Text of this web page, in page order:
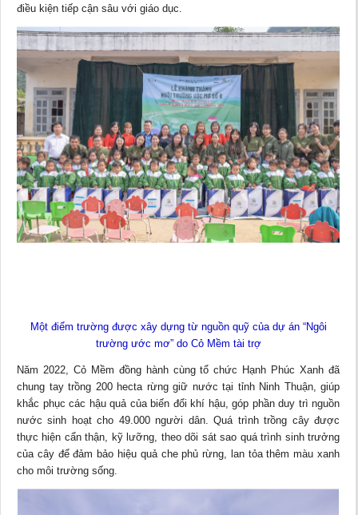
điều kiện tiếp cận sâu với giáo dục.
Một điểm trường được xây dựng từ nguồn quỹ của dự án “Ngôi
trường ước mơ” do Cỏ Mềm tài trợ
Năm 2022, Cỏ Mềm đồng hành cùng tổ chức Hạnh Phúc Xanh đã
chung tay trồng 200 hecta rừng giữ nước tại tỉnh Ninh Thuận, giúp
khắc phục các hậu quả của biến đổi khí hậu, góp phần duy trì nguồn
nước sinh hoạt cho 49.000 người dân. Quá trình trồng cây được
thực hiện cẩn thận, kỹ lưỡng, theo dõi sát sao quá trình sinh trưởng
của cây để đảm bảo hiệu quả che phủ rừng, lan tỏa thêm màu xanh
cho môi trường sống.